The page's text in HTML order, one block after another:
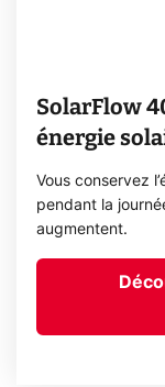
SolarFlow
énergie
Vous conservez
pendant la
augmentent.